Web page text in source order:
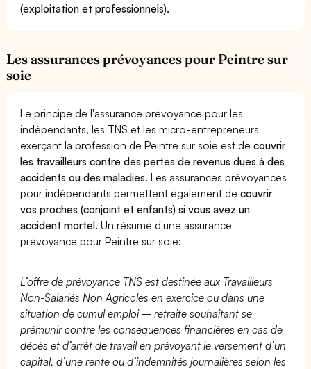
(exploitation et professionnels).
Les assurances prévoyances pour Peintre sur
soie
Le principe de l'assurance prévoyance pour les
indépendants, les TNS et les micro-entrepreneurs
exerçant la profession de Peintre sur soie est decouvrir
les travailleurs contre des pertes de revenus dues à des
accidents ou des maladies. Les assurances prévoyances
pour indépendants permettent également decouvrir
vos proches (conjoint et enfants) si vous avez un
accident mortel. Un résumé d'une assurance
prévoyance pour Peintre sur soie:
L’offre de prévoyance TNS est destinée aux Travailleurs
Non-Salariés Non Agricoles en exercice ou dans une
situation de cumul emploi – retraite souhaitant se
prémunir contre les conséquences financières en cas de
décès et d’arrêt de travail en prévoyant le versement d’un
capital, d’une rente ou d’indemnités journalières selon les